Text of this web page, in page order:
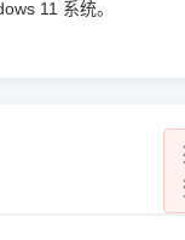
11 系统。